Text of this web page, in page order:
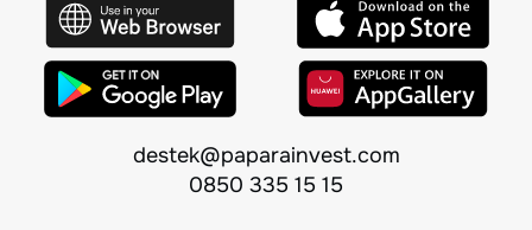
destek@paparainvest.com
0850 335 15 15